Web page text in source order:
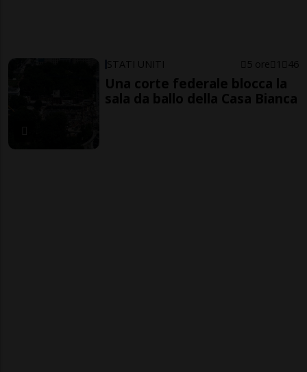
STATI UNITI 5 ore 1 46
Una corte federale blocca la
sala da ballo della Casa Bianca